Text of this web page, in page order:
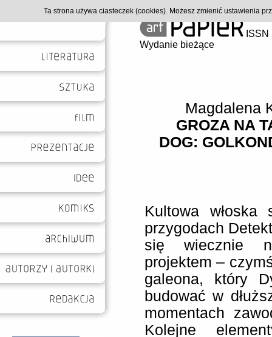
Wydanie bieżące
Magdalena
GROZA NA
DOG:
Kultowa włoska
przygodach
się wiecznie
projektem –
galeona, który
budować w
momentach
Kolejne
Ta strona używa ciasteczek (cookies). Możesz zmienić ustawienia